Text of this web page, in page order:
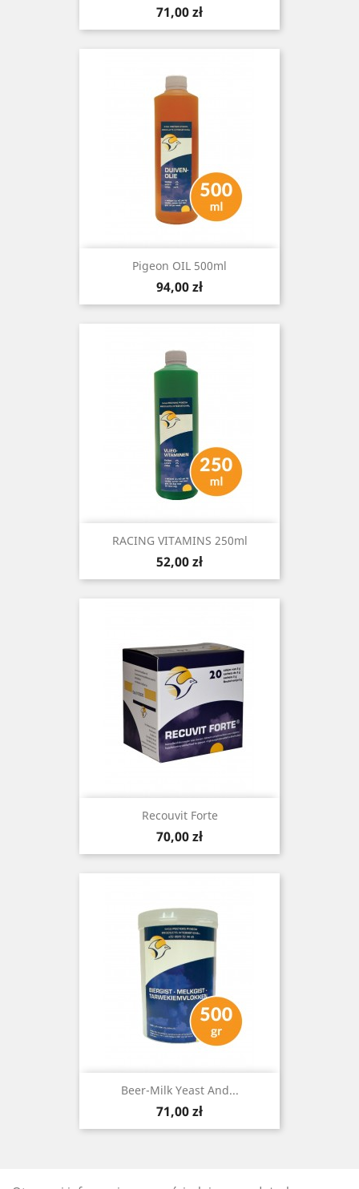
Cena
71,00 zł
Pigeon OIL 500ml
Cena
94,00 zł
RACING VITAMINS 250ml
Cena
52,00 zł
Recouvit Forte
Cena
70,00 zł
Beer-Milk Yeast And...
Cena
71,00 zł